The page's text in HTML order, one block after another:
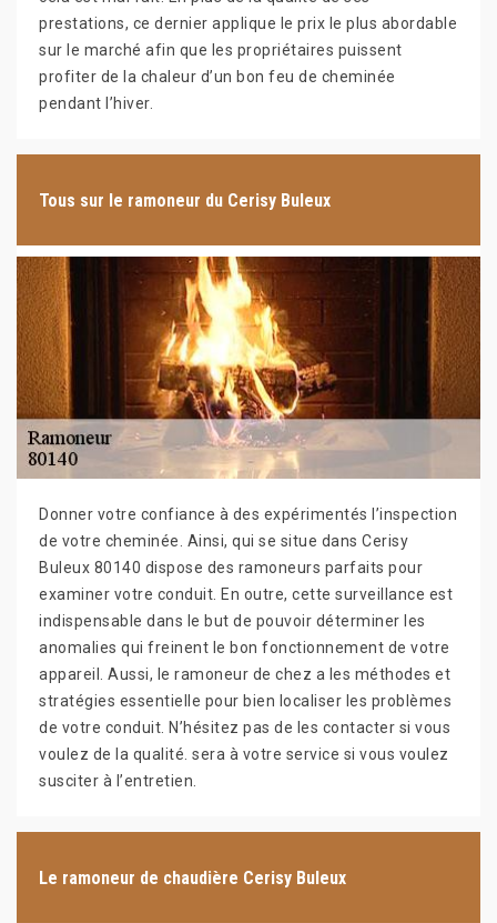
prestations, ce dernier applique le prix le plus abordable
sur le marché afin que les propriétaires puissent
profiter de la chaleur d’un bon feu de cheminée
pendant l’hiver.
Tous sur le ramoneur du Cerisy Buleux
Donner votre confiance à des expérimentés l’inspection
de votre cheminée. Ainsi, qui se situe dans Cerisy
Buleux 80140 dispose des ramoneurs parfaits pour
examiner votre conduit. En outre, cette surveillance est
indispensable dans le but de pouvoir déterminer les
anomalies qui freinent le bon fonctionnement de votre
appareil. Aussi, le ramoneur de chez a les méthodes et
stratégies essentielle pour bien localiser les problèmes
de votre conduit. N’hésitez pas de les contacter si vous
voulez de la qualité. sera à votre service si vous voulez
susciter à l’entretien.
Le ramoneur de chaudière Cerisy Buleux